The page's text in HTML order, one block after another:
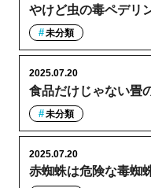
やけど虫の毒ペデリ
未分類
食品だけじゃない畳
2025.07.20
未分類
赤蜘蛛は危険な毒蜘
2025.07.20